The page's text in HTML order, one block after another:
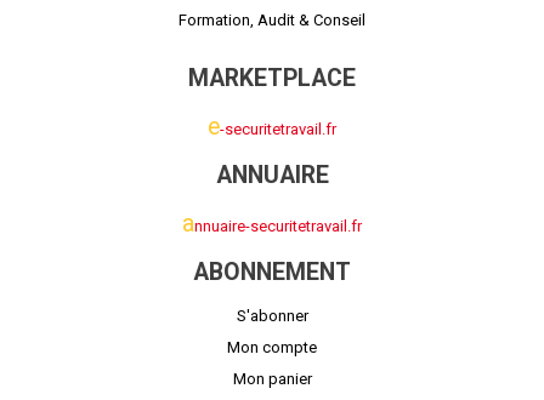
Formation, Audit & Conseil
MARKETPLACE
e-securitetravail.fr
ANNUAIRE
annuaire-securitetravail.fr
ABONNEMENT
S'abonner
Mon compte
Mon panier